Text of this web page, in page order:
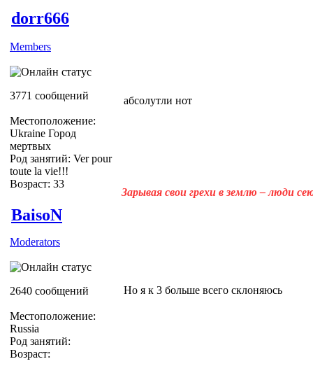
dorr666
Members
3771 сообщений
Местоположение:
Ukraine Город
мертвых
Род занятий: Ver pour
toute la vie!!!
Возраст: 33
абсолутли нот
Зарывая свои грехи в землю – люди
BaisoN
Moderators
2640 сообщений
Местоположение:
Russia
Род занятий:
Возраст:
Но я к 3 больше всего склоняюсь